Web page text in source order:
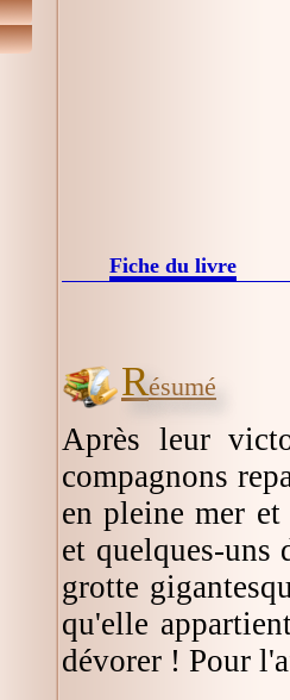
Fiche du livre
Résumé
Après leur
compagnons
en pleine mer
et quelques-uns
grotte
qu'elle
dévorer ! Pour